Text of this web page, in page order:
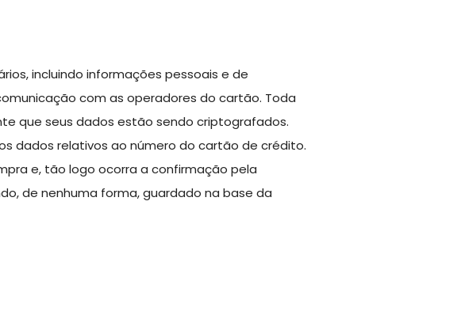
incluindo informações pessoais e de
com as operadores do cartão. Toda
que seus dados estão sendo criptografados.
dados relativos ao número do cartão de crédito.
e, tão logo ocorra a confirmação pela
de nenhuma forma, guardado na base da